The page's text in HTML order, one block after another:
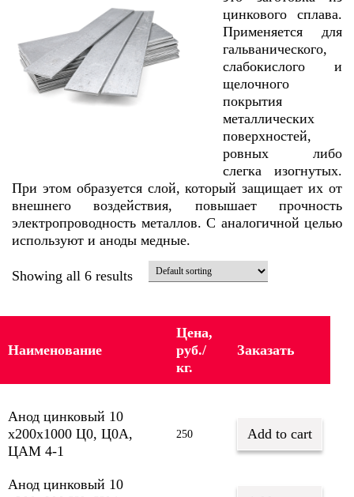
цинкового сплава.
Применяется для
гальванического,
слабокислого и
щелочного
покрытия
металлических
поверхностей,
ровных либо
слегка изогнутых.
При этом образуется слой, который защищает их от
внешнего воздействия, повышает прочность
электропроводность металлов. С аналогичной целью
используют и аноды медные.
Showing all 6 results
Наименование
Цена,
руб./
кг.
Заказать
Анод цинковый 10
х200х1000 Ц0, Ц0А,
ЦАМ 4-1
250 Add to cart
Анод цинковый 10